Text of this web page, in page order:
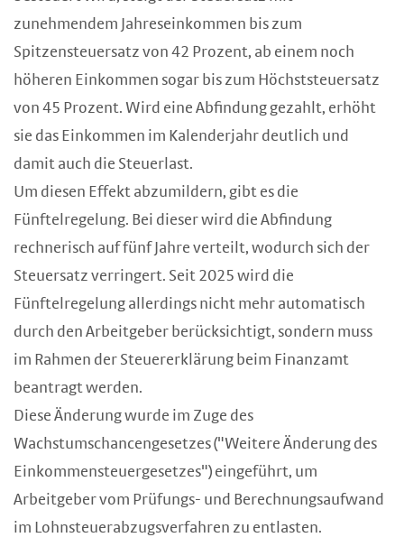
zunehmendem Jahreseinkommen bis zum
Spitzensteuersatz von 42 Prozent, ab einem noch
höheren Einkommen sogar bis zum Höchststeuersatz
von 45 Prozent. Wird eine Abfindung gezahlt, erhöht
sie das Einkommen im Kalenderjahr deutlich und
damit auch die Steuerlast.
Um diesen Effekt abzumildern, gibt es die
Fünftelregelung. Bei dieser wird die Abfindung
rechnerisch auf fünf Jahre verteilt, wodurch sich der
Steuersatz verringert. Seit 2025 wird die
Fünftelregelung allerdings nicht mehr automatisch
durch den Arbeitgeber berücksichtigt, sondern muss
im Rahmen der Steuererklärung beim Finanzamt
beantragt werden.
Diese Änderung wurde im Zuge des
Wachstumschancengesetzes ("Weitere Änderung des
Einkommensteuergesetzes") eingeführt, um
Arbeitgeber vom Prüfungs- und Berechnungsaufwand
im Lohnsteuerabzugsverfahren zu entlasten.